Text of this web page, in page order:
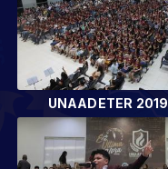
UNAADETER 2019